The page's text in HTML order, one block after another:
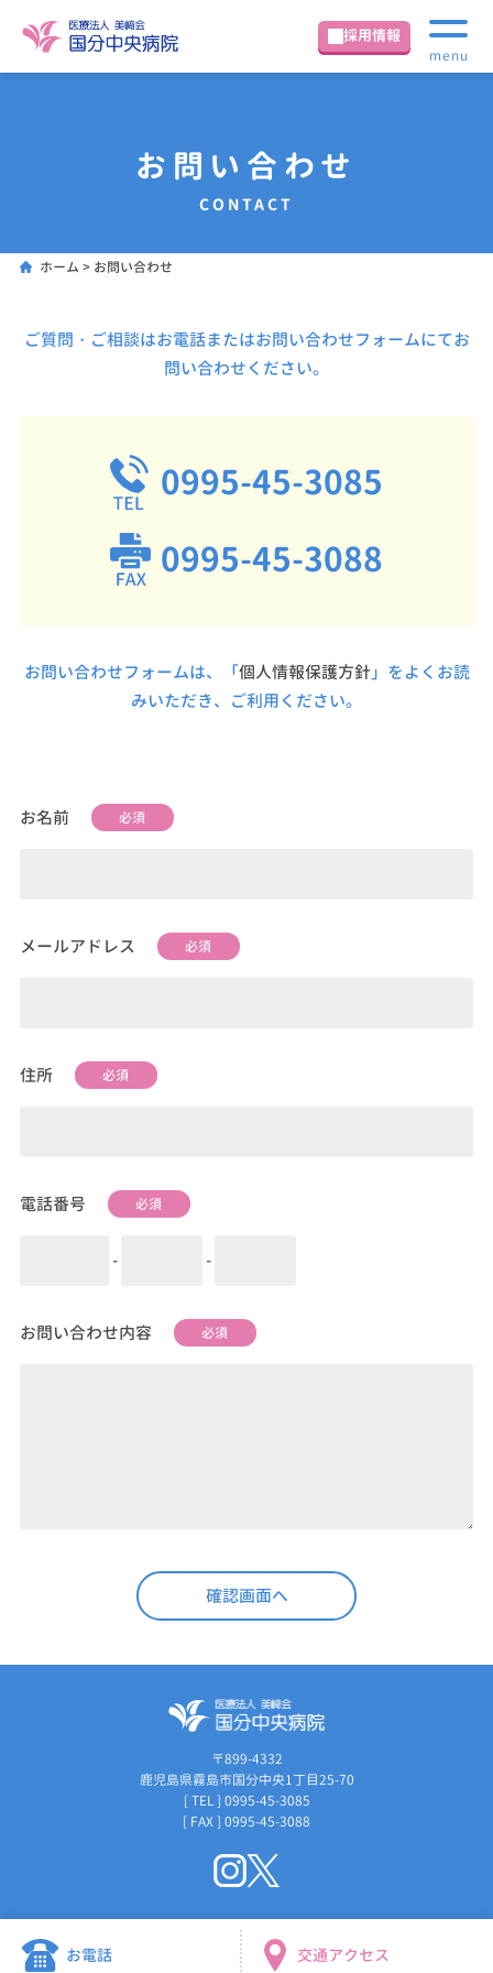
menu
採用情報
お問い合わせ
CONTACT
ホーム > お問い合わせ
ご質問・ご相談はお電話またはお問い合わせフォームにてお
問い合わせください。
0995-45-3085
0995-45-3088
お問い合わせフォームは、「個人情報保護方針」をよくお読
みいただき、ご利用ください。
お名前 必須
メールアドレス 必須
住所 必須
電話番号 必須
- -
お問い合わせ内容 必須
お電話 交通アクセス
〒899-4332
鹿児島県霧島市国分中央1丁目25-70
[ TEL ] 0995-45-3085
[ FAX ] 0995-45-3088
©Copyright Medical Corporation Misakikai Kokubu Chuo Hospital